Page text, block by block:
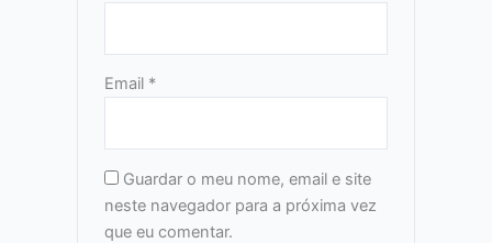
Email *
Guardar o meu nome, email e site
neste navegador para a próxima vez
que eu comentar.